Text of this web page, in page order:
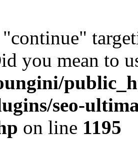
"continue"
you mean to
seo-
on line 1195